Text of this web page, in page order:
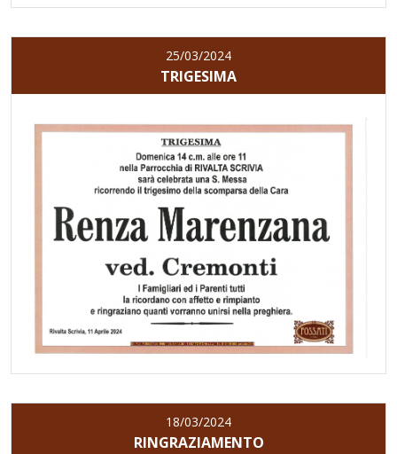
25/03/2024
TRIGESIMA
18/03/2024
RINGRAZIAMENTO